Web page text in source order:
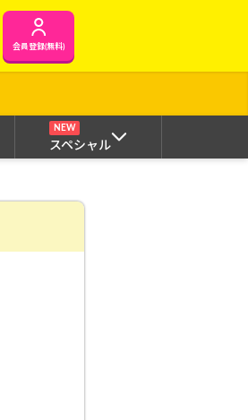
会員登録(無料)
NEW
スペシャル